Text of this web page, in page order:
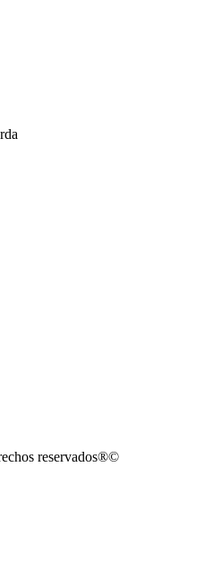
reservados®©